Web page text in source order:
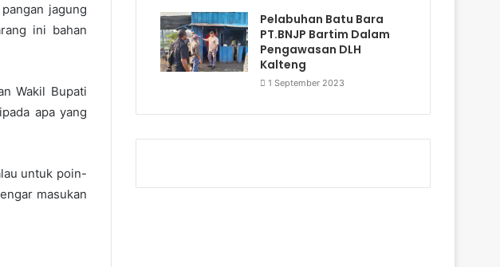
jagung
ini bahan
Wakil Bupati
apa yang
untuk poin-
masukan
Pelabuhan Batu Bara
PT.BNJP Bartim Dalam
Pengawasan DLH
Kalteng
1 September 2023